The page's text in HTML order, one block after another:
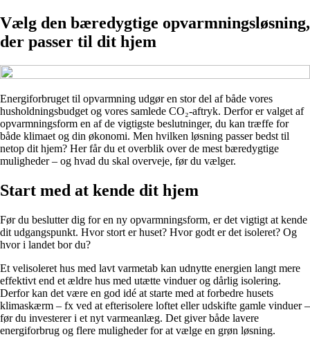
Vælg den bæredygtige opvarmningsløsning,
der passer til dit hjem
Energiforbruget til opvarmning udgør en stor del af både vores
husholdningsbudget og vores samlede CO₂-aftryk. Derfor er valget af
opvarmningsform en af de vigtigste beslutninger, du kan træffe for
både klimaet og din økonomi. Men hvilken løsning passer bedst til
netop dit hjem? Her får du et overblik over de mest bæredygtige
muligheder – og hvad du skal overveje, før du vælger.
Start med at kende dit hjem
Før du beslutter dig for en ny opvarmningsform, er det vigtigt at kende
dit udgangspunkt. Hvor stort er huset? Hvor godt er det isoleret? Og
hvor i landet bor du?
Et velisoleret hus med lavt varmetab kan udnytte energien langt mere
effektivt end et ældre hus med utætte vinduer og dårlig isolering.
Derfor kan det være en god idé at starte med at forbedre husets
klimaskærm – fx ved at efterisolere loftet eller udskifte gamle vinduer –
før du investerer i et nyt varmeanlæg. Det giver både lavere
energiforbrug og flere muligheder for at vælge en grøn løsning.